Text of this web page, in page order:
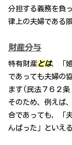
分担する義務を負
律上の夫婦である
財産分与
特有財産 とは，「
であっても夫婦の
ます(民法７６２条
そのため、例えば
合であっても，「
んばった」といえ